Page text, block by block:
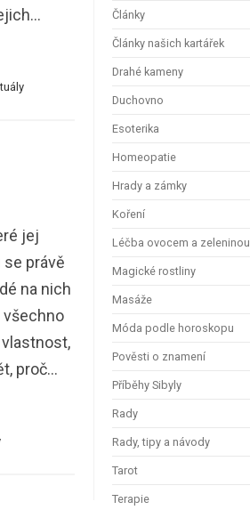
jej
právě
na nich
všechno
proč…
Články
Články našich kartářek
Drahé kameny
Duchovno
Esoterika
Homeopatie
Hrady a zámky
Koření
Léčba ovocem a zeleninou
Magické rostliny
Masáže
Móda podle horoskopu
Pověsti o znamení
Příběhy Sibyly
Rady
Rady, tipy a návody
Tarot
Terapie